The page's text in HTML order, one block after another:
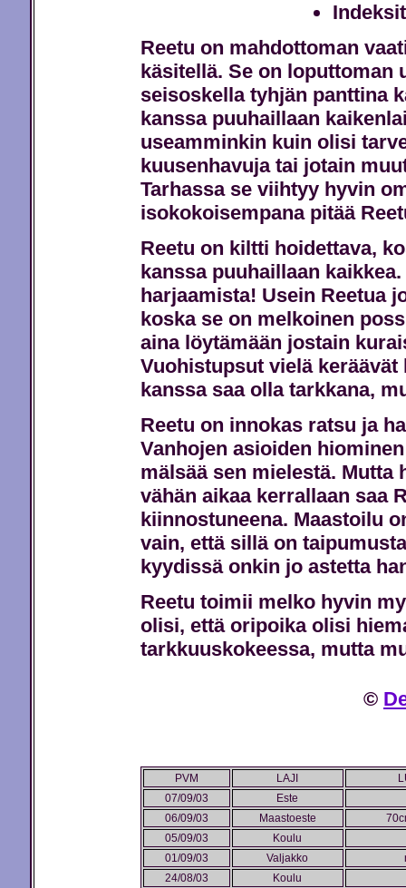
Reetu on mahdottoman
käsitellä. Se on loputtoman
seisoskella tyhjän panttina
kanssa puuhaillaan
useamminkin kuin olisi
kuusenhavuja tai jotain
Tarhassa se viihtyy hyvin
isokokoisempana pitää
Reetu on kiltti hoidettava,
kanssa puuhaillaan
harjaamista! Usein Reetua
koska se on melkoinen
aina löytämään jostain
Vuohistupsut vielä
kanssa saa olla tarkkana,
Reetu on innokas ratsu ja
Vanhojen asioiden
mälsää sen mielestä. Mutta
vähän aikaa kerrallaan saa
kiinnostuneena. Maastoilu
vain, että sillä on
kyydissä onkin jo astetta
Reetu toimii melko hyvin
olisi, että oripoika olisi
tarkkuuskokeessa, mutta
©
PVM LAJI
07/09/03
Este
06/09/03
Maastoeste
05/09/03
Koulu
01/09/03
Valjakko
24/08/03
Koulu